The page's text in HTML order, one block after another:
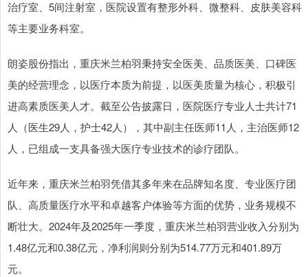
治疗室、5间注射室，医院设置有整形外科、微整科、皮肤美容科
等主要业务科室。
朗姿股份指出，重庆米兰柏羽秉持安全医美、品质医美、口碑医
美的经营理念，以医疗本质为前提，以医美质量为核心，积极引
进高素质医美人才。截至公告披露日，医院医疗专业人士共计71
人（医生29人，护士42人），其中副主任医师11人，主治医师12
人，已组成一支具备强大医疗专业技术的诊疗团队。
近年来，重庆米兰柏羽凭借其多年来在品牌知名度、专业医疗团
队、高质量医疗水平和卓越客户体验等方面的优势，业务规模不
断壮大。2024年及2025年一季度，重庆米兰柏羽营业收入分别为
1.48亿元和0.38亿元，净利润则分别为514.77万元和401.89万
元。